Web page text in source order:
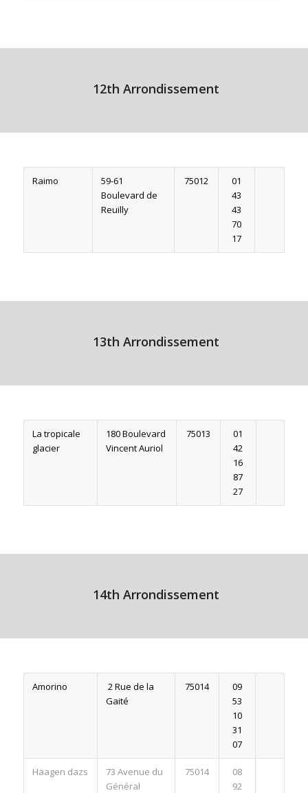
12th Arrondissement
Raimo
59-61
Boulevard de
Reuilly
75012
01
43
43
70
17
13th Arrondissement
La tropicale
glacier
180 Boulevard
Vincent Auriol
75013
01
42
16
87
27
14th Arrondissement
Amorino
2 Rue de la
Gaité
75014
09
53
10
31
07
Häagen dazs
73 Avenue du
Général
75014
08
92